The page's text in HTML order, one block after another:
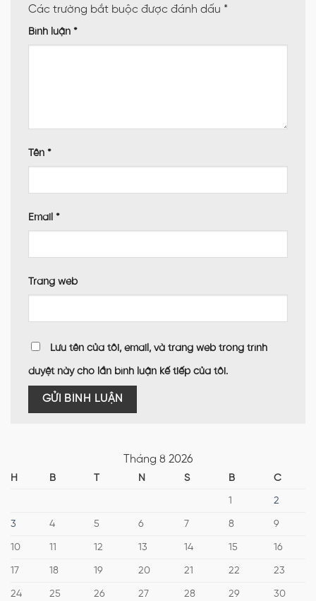
Tháng 8 2026
H B T N S B
C
1
2
3 4 5 6 7 8 9
10 11 12 13 14 15 16
17 18 19 20 21 22 23
24 25 26 27 28 29 30
Các trường bắt buộc được đánh dấu *
Bình luận *
Tên *
Email *
Trang web
Lưu tên của tôi, email, và trang web trong trình
duyệt này cho lần bình luận kế tiếp của tôi.